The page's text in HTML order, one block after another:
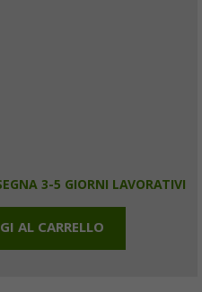
3-5 GIORNI LAVORATIVI
AL CARRELLO